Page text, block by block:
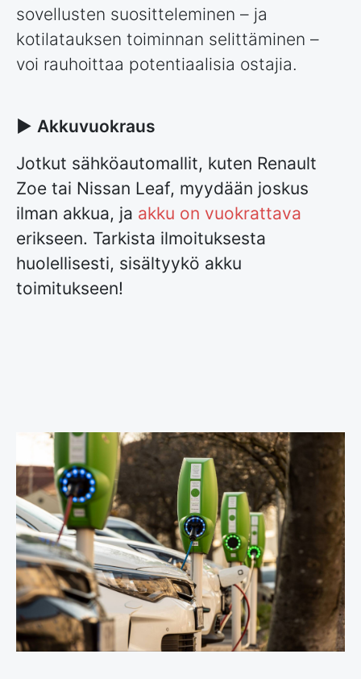
sovellusten suositteleminen – ja
kotilatauksen toiminnan selittäminen –
voi rauhoittaa potentiaalisia ostajia.
► Akkuvuokraus
Jotkut sähköautomallit, kuten Renault
Zoe tai Nissan Leaf, myydään joskus
ilman akkua, ja akku on vuokrattava
erikseen. Tarkista ilmoituksesta
huolellisesti, sisältyykö akku
toimitukseen!